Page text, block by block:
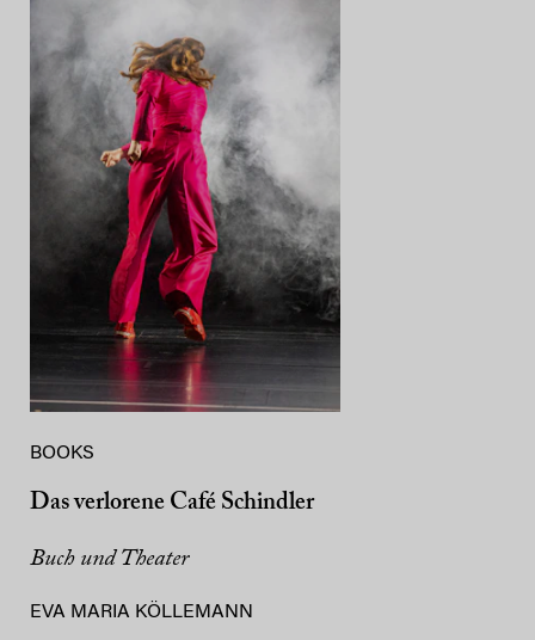
BOOKS
Das verlorene Café Schindler
Buch und Theater
EVA MARIA KÖLLEMANN